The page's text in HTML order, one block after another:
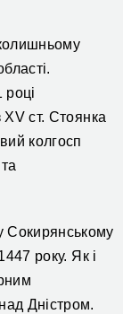
ст. Стоянка
колгосп
Сокирянському
року. Як і
Дністром.